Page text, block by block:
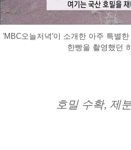
'MBC오늘저녁'이 소개한 아주 특별
한빵을 촬영했던
호밀 수확, 제